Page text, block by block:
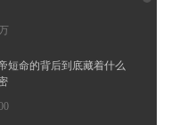
短命的背后到底藏着什么